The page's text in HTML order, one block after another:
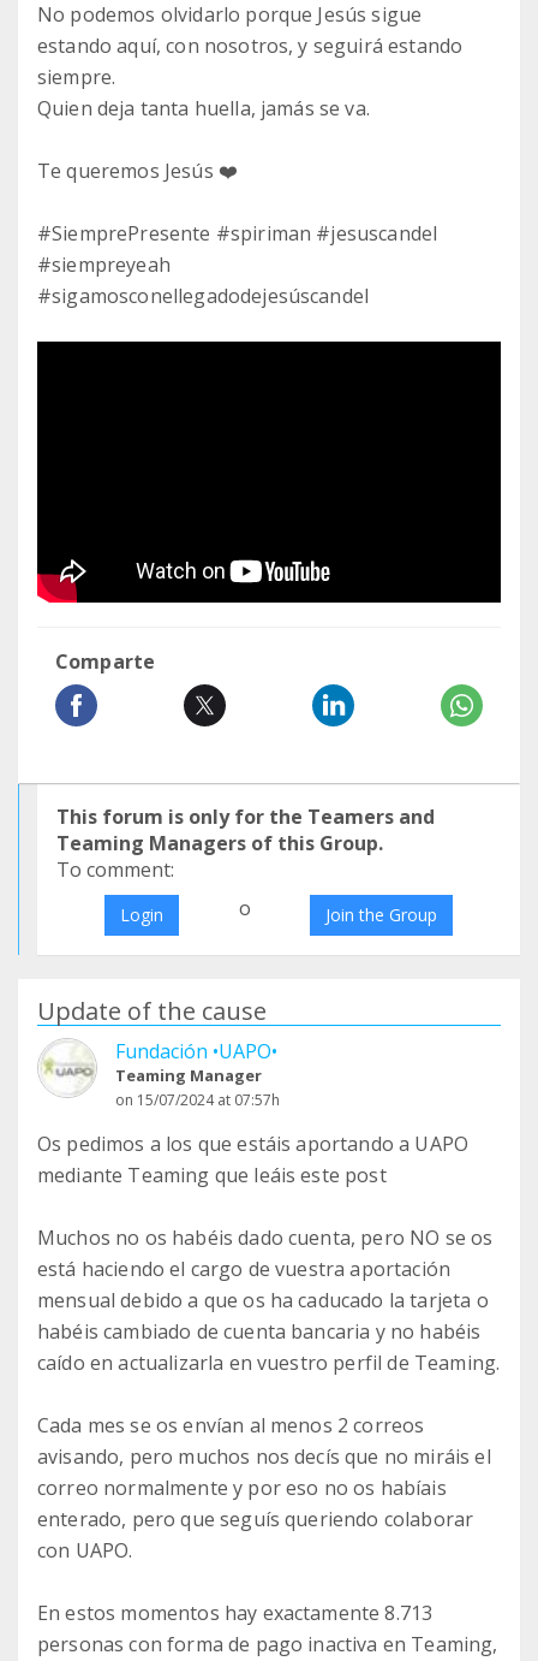
No podemos olvidarlo porque Jesús sigue
estando aquí, con nosotros, y seguirá estando
siempre.
Quien deja tanta huella, jamás se va.
Te queremos Jesús ❤️
#SiemprePresente #spiriman #jesuscandel
#siempreyeah
#sigamosconellegadodejesúscandel
Comparte
This forum is only for the Teamers and
Teaming Managers of this Group.
To comment:
Login o Join the Group
Update of the cause
Fundación •UAPO•
Teaming Manager
on 15/07/2024 at 07:57h
Os pedimos a los que estáis aportando a UAPO
mediante Teaming que leáis este post
Muchos no os habéis dado cuenta, pero NO se os
está haciendo el cargo de vuestra aportación
mensual debido a que os ha caducado la tarjeta o
habéis cambiado de cuenta bancaria y no habéis
caído en actualizarla en vuestro perfil de Teaming.
Cada mes se os envían al menos 2 correos
avisando, pero muchos nos decís que no miráis el
correo normalmente y por eso no os habíais
enterado, pero que seguís queriendo colaborar
con UAPO.
En estos momentos hay exactamente 8.713
personas con forma de pago inactiva en Teaming,